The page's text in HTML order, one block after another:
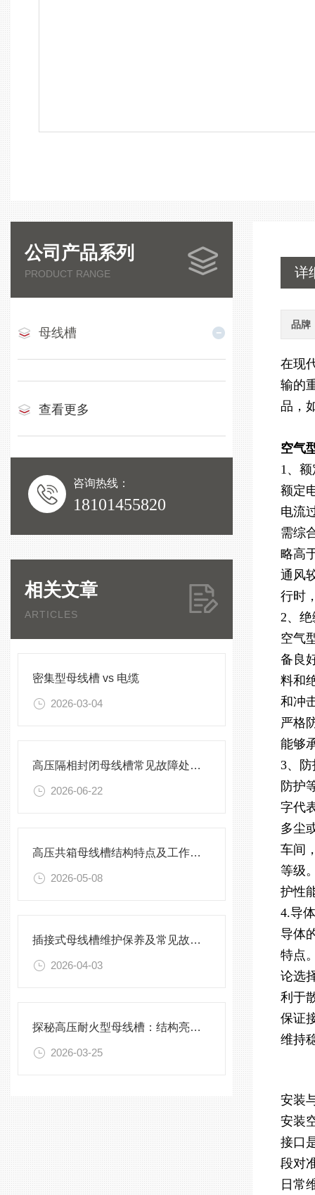
公司产品系列
PRODUCT RANGE
母线槽
查看更多
咨询热线：
18101455820
相关文章
ARTICLES
密集型母线槽 vs 电缆
2026-03-04
高压隔相封闭母线槽常见故障处理方案
2026-06-22
高压共箱母线槽结构特点及工作原理
2026-05-08
插接式母线槽维护保养及常见故障处理指南
2026-04-03
探秘高压耐火型母线槽：结构亮点与实用效能
2026-03-25
详
品牌
在现
输的
品，
空气
1、
额定
电流
需综
略高
通风
行时
2、
空气
备良
料和
和冲
严格
能够
3、
防护
字代
多尘
车间
等级
护性
4.导
导体
特点
论选
利于
保证
维持
安装
安装
接口
段对
日常